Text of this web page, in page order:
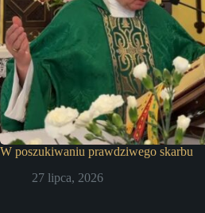
W poszukiwaniu prawdziwego skarbu
27 lipca, 2026